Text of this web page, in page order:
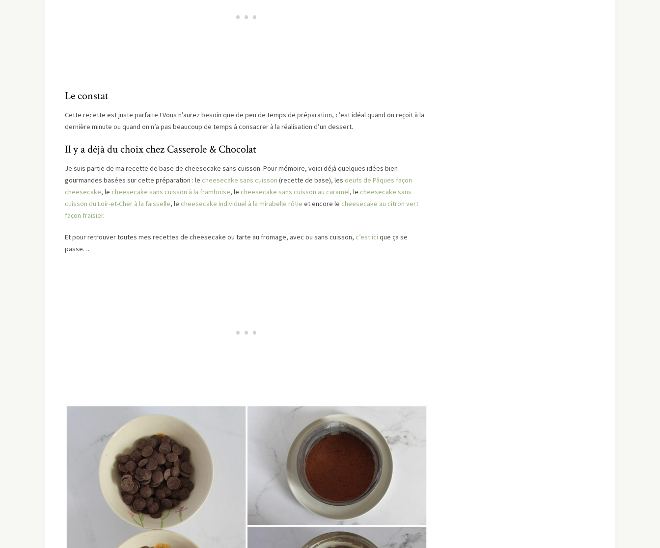
Le constat
Cette recette est juste parfaite ! Vous n’aurez besoin que de peu de temps de préparation, c’est idéal quand on reçoit à la
dernière minute ou quand on n’a pas beaucoup de temps à consacrer à la réalisation d’un dessert.
Il y a déjà du choix chez Casserole & Chocolat
Je suis partie de ma recette de base de cheesecake sans cuisson. Pour mémoire, voici déjà quelques idées bien
gourmandes basées sur cette préparation : le cheesecake sans cuisson (recette de base), les oeufs de Pâques façon
cheesecake, le cheesecake sans cuisson à la framboise, le cheesecake sans cuisson au caramel, le cheesecake sans
cuisson du Loir-et-Cher à la faisselle, le cheesecake individuel à la mirabelle rôtie et encore le cheesecake au citron vert
façon fraisier.
Et pour retrouver toutes mes recettes de cheesecake ou tarte au fromage, avec ou sans cuisson, c’est ici que ça se
passe…